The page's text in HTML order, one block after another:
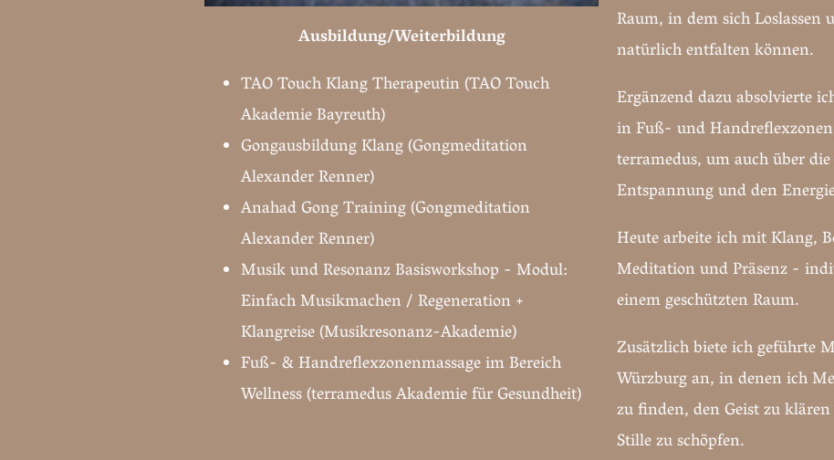
Ausbildung/Weiterbildung
TAO Touch Klang Therapeutin (TAO Touch
Akademie Bayreuth)
Gongausbildung Klang (Gongmeditation
Alexander Renner)
Anahad Gong Training (Gongmeditation
Alexander Renner)
Musik und Resonanz Basisworkshop - Modul:
Einfach Musikmachen / Regeneration +
Klangreise (Musikresonanz-Akademie)
Fuß- & Handreflexzonenmassage im Bereich
Wellness (terramedus Akademie für Gesundheit)
Raum, in dem sich Loslassen
natürlich entfalten können.
Ergänzend dazu absolvierte
in Fuß- und
terramedus, um auch über
Entspannung und den
Heute arbeite ich mit Klang,
Meditation und Präsenz -
einem geschützten Raum.
Zusätzlich biete ich geführte
Würzburg an, in denen ich
zu finden, den Geist zu
Stille zu schöpfen.